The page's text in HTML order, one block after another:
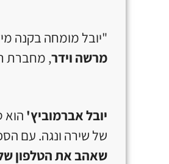
"יובל מומחה בקנה
מרשה וידר, מחברת
יובל אברמוביץ' הוא
של שירה ונגה. עם
שאהב את הטלפון